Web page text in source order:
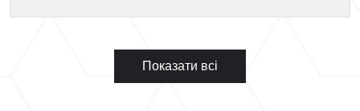
Показати всі